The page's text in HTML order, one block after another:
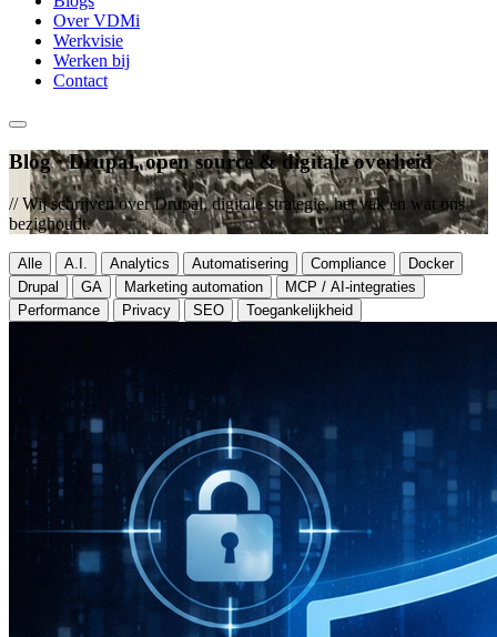
Over VDMi
Werkvisie
Werken bij
Contact
Blog · Drupal, open source & digitale overheid
// Wij schrijven over Drupal, digitale strategie, het vak en wat ons
bezighoudt.
Alle A.I. Analytics Automatisering Compliance
Docker
Drupal
GA Marketing automation
MCP / AI-integraties
Performance
Privacy SEO Toegankelijkheid
Analytics
Automatisering
Compliance
Drupal
GA
Marketing automation
MCP / AI-integraties
Performance
SEO